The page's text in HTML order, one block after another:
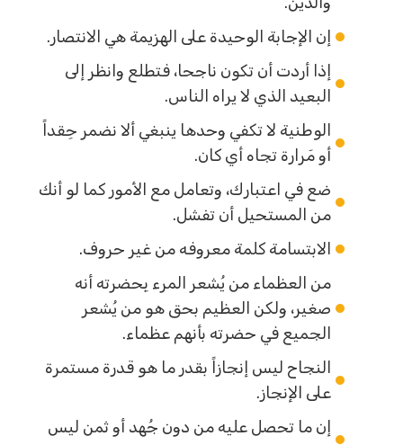
إن الإجابة الوحيدة على الهزيمة هي الانتصار.
إذا أردت أن تكون ناجحا، فتطلع وانظر إلى
البعيد الذي لا يراه الناس.
الوطنية لا تكفي وحدها ينبغي ألا نضمر حِقداً
أو مَرارة تجاه أي كان.
ضع في اعتبارك، وتعامل مع الأمور كما لو أنك
من المستحيل أن تفشل.
الابتسامة كلمة معروفه من غير حروف.
من العظماء من يُشعر المرء بِحضرته أنه
صغير، ولكن العظيم بحق هو من يُشعر
الجميع في حضرته بأنهم عظماء.
النجاح ليس إنجازاً بقدر ما هو قدرة مستمرة
على الإنجاز.
إن ما تحصل عليه من دون جُهد أو ثمن ليس